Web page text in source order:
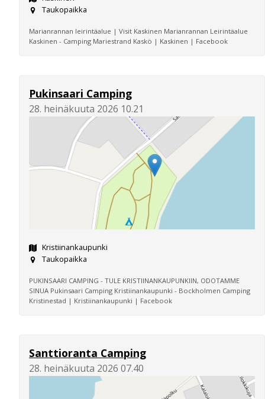
Taukopaikka
Marianrannan leirintäalue | Visit Kaskinen Marianrannan Leirintäalue
Kaskinen - Camping Mariestrand Kaskö | Kaskinen | Facebook
Pukinsaari Camping
28. heinäkuuta 2026 10.21
Kristiinankaupunki
Taukopaikka
PUKINSAARI CAMPING - TULE KRISTIINANKAUPUNKIIN, ODOTAMME
SINUA Pukinsaari Camping Kristiinankaupunki - Bockholmen Camping
Kristinestad | Kristiinankaupunki | Facebook
Santtioranta Camping
28. heinäkuuta 2026 07.40